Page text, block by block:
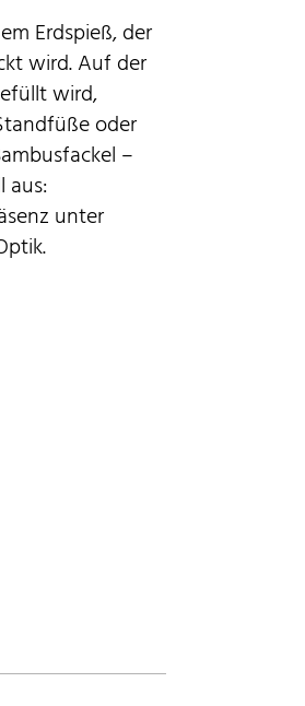
Erdspieß, der
wird. Auf der
wird,
oder
–
aus:
unter